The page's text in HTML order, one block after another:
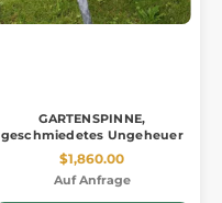
GARTENSPINNE,
geschmiedetes Ungeheuer
$1,860.00
Auf Anfrage